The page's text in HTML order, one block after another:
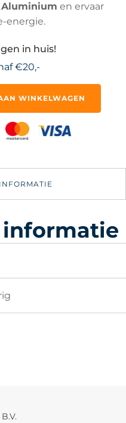
Aluminium en ervaar
energie.
in huis!
€20,-
WINKELWAGEN